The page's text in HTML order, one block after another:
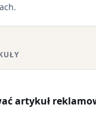
artykuł